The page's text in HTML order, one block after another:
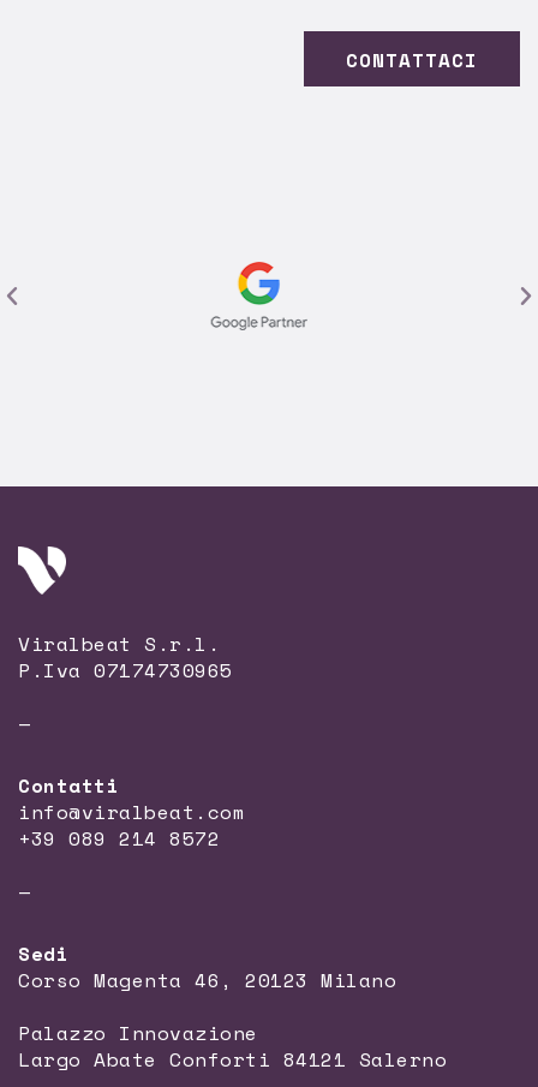
Viralbeat S.r.l.
P.Iva 07174730965
—
Contatti
info@viralbeat.com
+39 089 214 8572
—
Sedi
Corso Magenta 46, 20123 Milano
Palazzo Innovazione
Largo Abate Conforti 84121 Salerno